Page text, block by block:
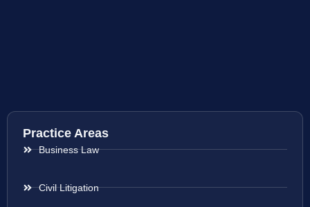
Practice Areas
Business Law
Civil Litigation